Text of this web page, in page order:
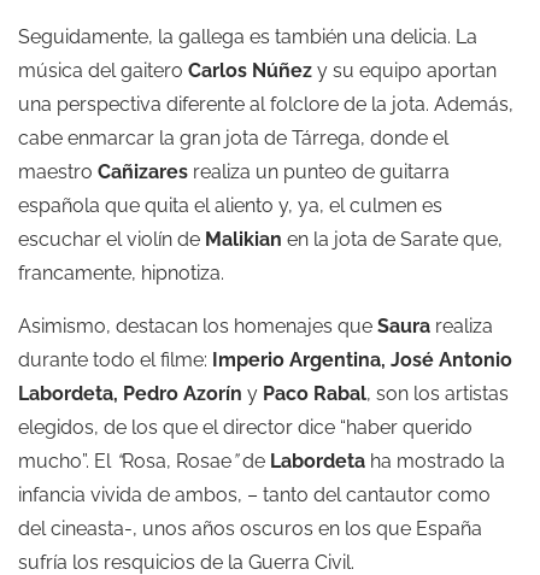
Seguidamente, la gallega es también una delicia. La
música del gaitero Carlos Núñez y su equipo aportan
una perspectiva diferente al folclore de la jota. Además,
cabe enmarcar la gran jota de Tárrega, donde el
maestro Cañizares realiza un punteo de guitarra
española que quita el aliento y, ya, el culmen es
escuchar el violín de Malikian en la jota de Sarate que,
francamente, hipnotiza.
Asimismo, destacan los homenajes que Saura realiza
durante todo el filme: Imperio Argentina, José Antonio
Labordeta, Pedro Azorín y Paco Rabal, son los artistas
elegidos, de los que el director dice “haber querido
mucho”. El “Rosa, Rosae”de Labordeta ha mostrado la
infancia vivida de ambos, – tanto del cantautor como
del cineasta-, unos años oscuros en los que España
sufría los resquicios de la Guerra Civil.